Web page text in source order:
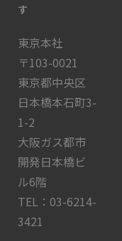
す
東京本社
〒103-0021
東京都中央区
日本橋本石町3-
1-2
大阪ガス都市
開発日本橋ビ
ル6階
TEL：03-6214-
3421